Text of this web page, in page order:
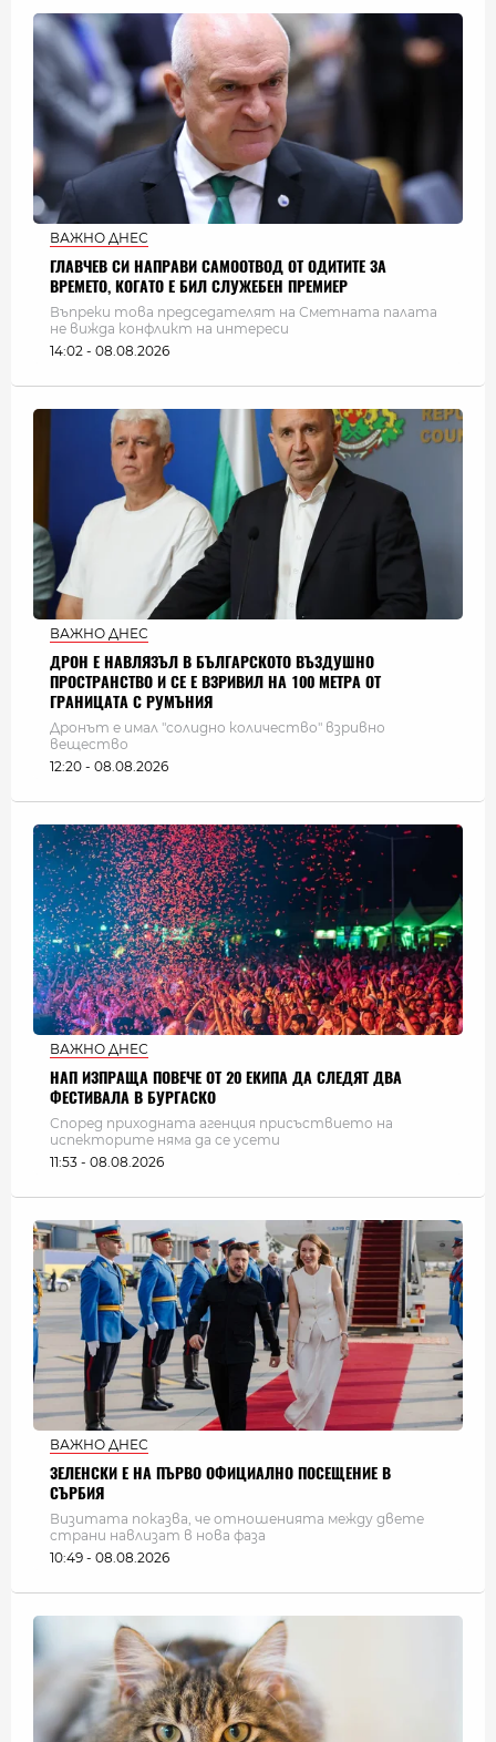
ВАЖНО ДНЕС
ГЛАВЧЕВ СИ НАПРАВИ САМООТВОД ОТ ОДИТИТЕ ЗА
ВРЕМЕТО, КОГАТО Е БИЛ СЛУЖЕБЕН ПРЕМИЕР
Въпреки това председателят на Сметната палата
не вижда конфликт на интереси
14:02 - 08.08.2026
ВАЖНО ДНЕС
ДРОН Е НАВЛЯЗЪЛ В БЪЛГАРСКОТО ВЪЗДУШНО
ПРОСТРАНСТВО И СЕ Е ВЗРИВИЛ НА 100 МЕТРА ОТ
ГРАНИЦАТА С РУМЪНИЯ
Дронът е имал "солидно количество" взривно
вещество
12:20 - 08.08.2026
ВАЖНО ДНЕС
НАП ИЗПРАЩА ПОВЕЧЕ ОТ 20 ЕКИПА ДА СЛЕДЯТ ДВА
ФЕСТИВАЛА В БУРГАСКО
Според приходната агенция присъствието на
испекторите няма да се усети
11:53 - 08.08.2026
ВАЖНО ДНЕС
ЗЕЛЕНСКИ Е НА ПЪРВО ОФИЦИАЛНО ПОСЕЩЕНИЕ В
СЪРБИЯ
Визитата показва, че отношенията между двете
страни навлизат в нова фаза
10:49 - 08.08.2026